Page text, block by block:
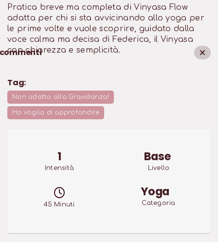
Pratica breve ma completa di Vinyasa Flow
adatta per chi si sta avvicinando allo yoga per
le prime volte e vuole scoprire, guidato dalla
voce calma ma decisa di Federica, il Vinyasa
con chiarezza e semplicità.
Tag:
Non adatto alla Gravidanza!
Ho voglia di approfondire
1
Intensità
Base
Livello
45 Minuti
Yoga
Categoria